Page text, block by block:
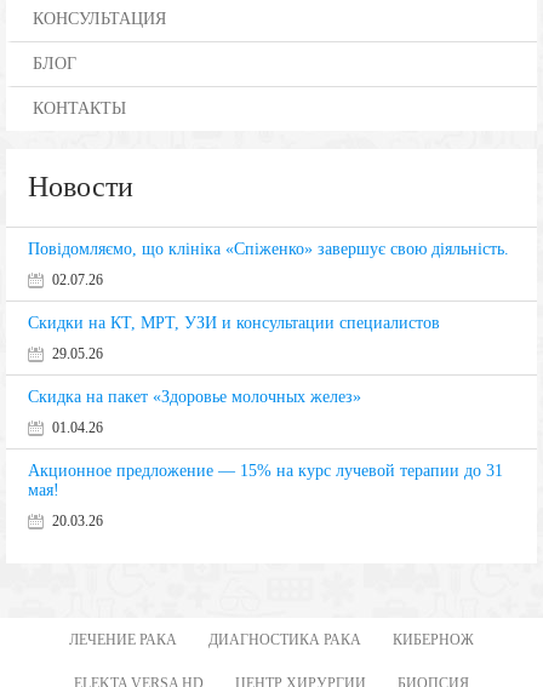
КОНСУЛЬТАЦИЯ
БЛОГ
КОНТАКТЫ
Новости
Повідомляємо, що клініка «Спіженко» завершує свою діяльність.
02.07.26
Скидки на КТ, МРТ, УЗИ и консультации специалистов
29.05.26
Скидка на пакет «Здоровье молочных желез»
01.04.26
Акционное предложение — 15% на курс лучевой терапии до 31
мая!
20.03.26
ЛЕЧЕНИЕ РАКА ДИАГНОСТИКА РАКА КИБЕРНОЖ
ELEKTA VERSA HD ЦЕНТР ХИРУРГИИ БИОПСИЯ